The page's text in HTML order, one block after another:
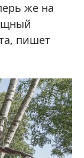
же на
пишет